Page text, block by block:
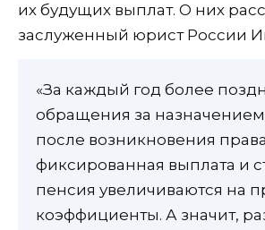
их будущих выплат. О них
заслуженный юрист России
«За каждый год более
обращения за
после возникновения
фиксированная выплата и
пенсия увеличиваются на
коэффициенты. А значит,